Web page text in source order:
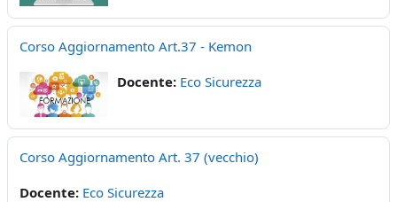
Corso Aggiornamento Art.37 - Kemon
Docente: Eco Sicurezza
Corso Aggiornamento Art. 37 (vecchio)
Docente: Eco Sicurezza